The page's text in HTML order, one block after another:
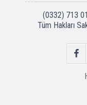
(0332) 713
Tüm Hakları